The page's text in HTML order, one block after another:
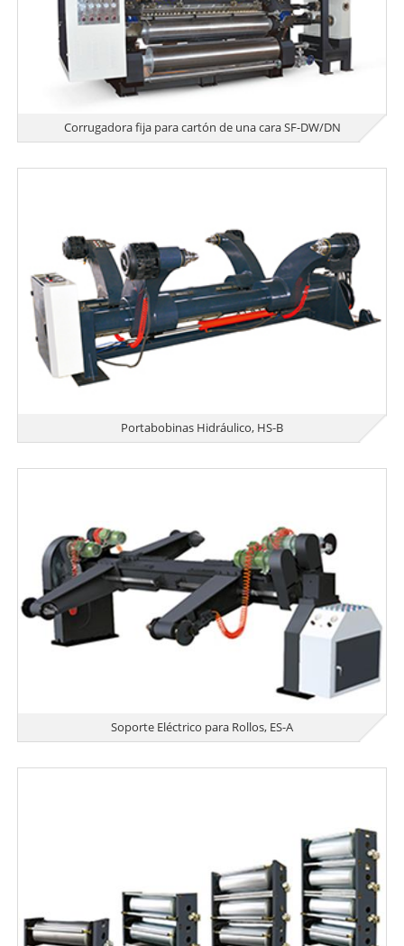
Corrugadora fija para cartón de una cara SF-DW/DN
Portabobinas Hidráulico, HS-B
Soporte Eléctrico para Rollos, ES-A